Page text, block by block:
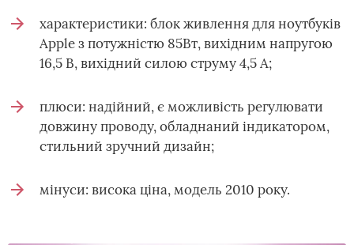
характеристики: блок живлення для ноутбуків
Apple з потужністю 85Вт, вихідним напругою
16,5 В, вихідний силою струму 4,5 А;
плюси: надійний, є можливість регулювати
довжину проводу, обладнаний індикатором,
стильний зручний дизайн;
мінуси: висока ціна, модель 2010 року.